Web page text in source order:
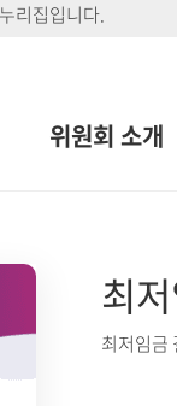
리집입니다.
위원회 소개
최
최저임금